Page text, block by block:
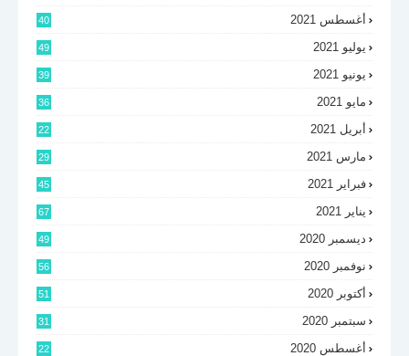
أغسطس 2021 40
يوليو 2021 49
يونيو 2021 39
مايو 2021 36
أبريل 2021 22
مارس 2021 29
فبراير 2021 45
يناير 2021 67
ديسمبر 2020 49
نوفمبر 2020 56
أكتوبر 2020 51
سبتمبر 2020 31
أغسطس 2020 22